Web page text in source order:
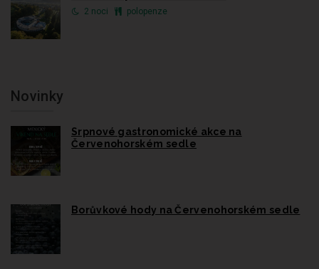
2 noci polopenze
Novinky
Srpnové gastronomické akce na
Červenohorském sedle
Borůvkové hody na Červenohorském sedle